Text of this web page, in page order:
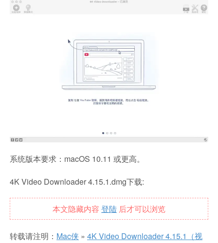
系统版本要求：macOS 10.11 或更高。
4K Video Downloader 4.15.1.dmg下载:
本文隐藏内容 登陆 后才可以浏览
转载请注明： Mac侠 » 4K Video Downloader 4.15.1（视